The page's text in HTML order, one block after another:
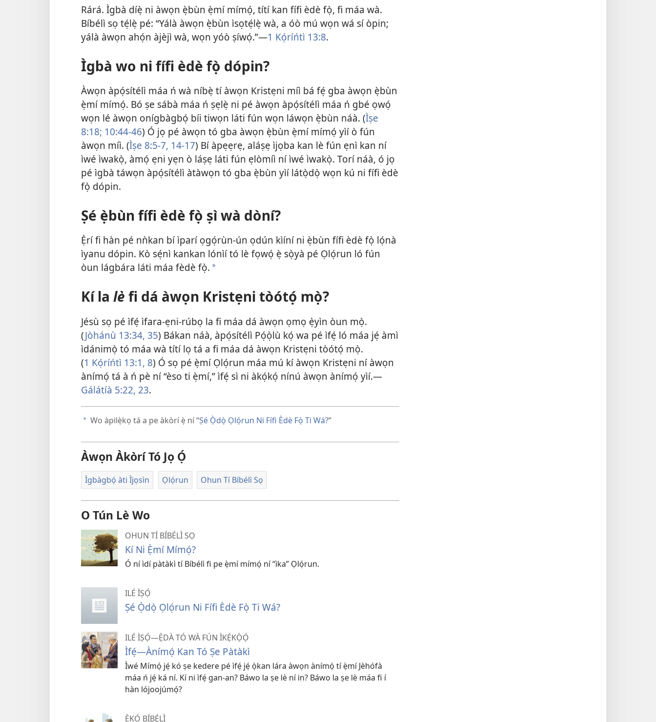
Rárá. Ìgbà díẹ̀ ni àwọn ẹ̀bùn ẹ̀mí mímọ́, títí kan fífi èdè fọ̀, fi máa wà.
Bíbélì sọ tẹ́lẹ̀ pé: “Yálà àwọn ẹ̀bùn ìsọtẹ́lẹ̀ wà, a óò mú wọn wá sí òpin;
yálà àwọn ahọ́n àjèjì wà, wọn yóò ṣíwọ́.”​—1 Kọ́ríńtì 13:8.
Ìgbà wo ni fífi èdè fọ̀ dópin?
Àwọn àpọ́sítélì máa ń wà níbẹ̀ tí àwọn Kristẹni míì bá fẹ́ gba àwọn ẹ̀bùn
ẹ̀mí mímọ́. Bó ṣe sábà máa ń ṣẹlẹ̀ ni pé àwọn àpọ́sítélì máa ń gbé ọwọ́
wọn lé àwọn onígbàgbọ́ bíi tiwọn láti fún wọn láwọn ẹ̀bùn náà. (Ìṣe
8:18; 10:44-​46) Ó jọ pé àwọn tó gba àwọn ẹ̀bùn ẹ̀mí mímọ́ yìí ò fún
àwọn míì. (Ìṣe 8:5-7, 14-​17) Bí àpẹẹrẹ, aláṣẹ ìjọba kan lè fún ẹnì kan ní
ìwé ìwakọ̀, àmọ́ ẹni yẹn ò láṣẹ láti fún ẹlòmíì ní ìwé ìwakọ̀. Torí náà, ó jọ
pé ìgbà táwọn àpọ́sítélì àtàwọn tó gba ẹ̀bùn yìí látọ̀dọ̀ wọn kú ni fífi èdè
fọ̀ dópin.
Ṣé ẹ̀bùn fífi èdè fọ̀ ṣì wà dòní?
Ẹ̀rí fi hàn pé nǹkan bí ìparí ọgọ́rùn-ún ọdún kìíní ni ẹ̀bùn fífi èdè fọ̀ lọ́nà
ìyanu dópin. Kò sẹ́nì kankan lónìí tó lè fọwọ́ ẹ̀ sọ̀yà pé Ọlọ́run ló fún
òun lágbára láti máa fèdè fọ̀. a
Kí la lè fi dá àwọn Kristẹni tòótọ́ mọ̀?
Jésù sọ pé ìfẹ́ ìfara-ẹni-rúbọ la fi máa dá àwọn ọmọ ẹ̀yìn òun mọ̀.
(Jòhánù 13:34, 35) Bákan náà, àpọ́sítélì Pọ́ọ̀lù kọ́ wa pé ìfẹ́ ló máa jẹ́ àmì
ìdánimọ̀ tó máa wà títí lọ tá a fi máa dá àwọn Kristẹni tòótọ́ mọ̀.
(1 Kọ́ríńtì 13:1, 8) Ó sọ pé ẹ̀mí Ọlọ́run máa mú kí àwọn Kristẹni ní àwọn
ànímọ́ tá à ń pè ní “èso ti ẹ̀mí,” ìfẹ́ sì ni àkọ́kọ́ nínú àwọn ànímọ́ yìí.​—
Gálátíà 5:22, 23.
a Wo àpilẹ̀kọ tá a pe àkòrí ẹ̀ ní “Ṣé Ọ̀dọ̀ Ọlọ́run Ni Fífi Èdè Fọ̀ Ti Wá?”
Àwọn Àkòrí Tó Jọ Ọ́
Ìgbàgbọ́ àti Ìjọsìn Ọlọ́run Ohun Tí Bíbélì Sọ
O Tún Lè Wo
OHUN TÍ BÍBÉLÌ SỌ
Kí Ni Ẹ̀mí Mímọ́?
Ó ní ìdí pàtàkì tí Bíbélì fi pe ẹ̀mí mímọ́ ní “ìka” Ọlọ́run.
ILÉ ÌṢỌ́
Ṣé Ọ̀dọ̀ Ọlọ́run Ni Fífi Èdè Fọ̀ Ti Wá?
ILÉ ÌṢỌ́—Ẹ̀DÀ TÓ WÀ FÚN ÌKẸ́KỌ̀Ọ́
Ìfẹ́​—Ànímọ́ Kan Tó Ṣe Pàtàkì
Ìwé Mímọ́ jẹ́ kó ṣe kedere pé ìfẹ́ jẹ́ ọ̀kan lára àwọn ànímọ́ tí ẹ̀mí Jèhófà
máa ń jẹ́ ká ní. Kí ni ìfẹ́ gan-⁠an? Báwo la ṣe lè ní in? Báwo la ṣe lè máa fi í
hàn lójoojúmọ́?
Ẹ̀KỌ́ BÍBÉLÌ